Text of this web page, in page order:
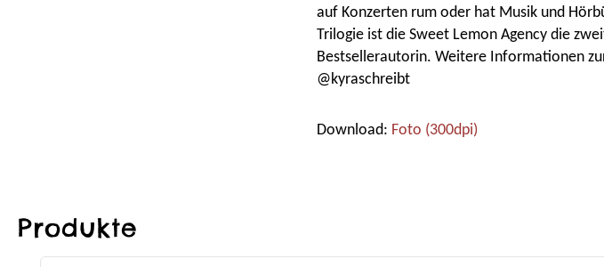
auf Konzerten rum oder hat Musik und
Trilogie ist die Sweet Lemon Agency die
Bestsellerautorin. Weitere Informationen
@kyraschreibt
Download: Foto (300dpi)
Produkte